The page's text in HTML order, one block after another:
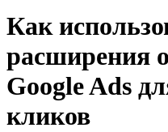
Как
расширения
Google Ads
кликов